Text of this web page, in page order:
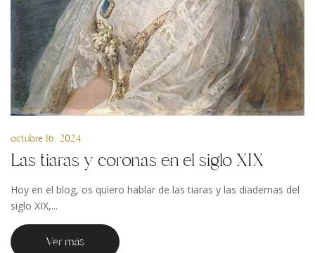
octubre 16, 2024
Las tiaras y coronas en el siglo XIX
Hoy en el blog, os quiero hablar de las tiaras y las diademas del
siglo XIX,...
Ver más